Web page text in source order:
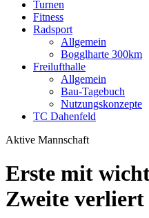
Turnen
Fitness
Radsport
Allgemein
Bogglharte 300km
Freilufthalle
Allgemein
Bau-Tagebuch
Nutzungskonzepte
TC Dahenfeld
Aktive Mannschaft
Erste mit
Zweite